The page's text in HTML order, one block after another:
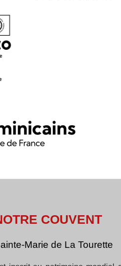
COUVENT
Marie de La Tourette